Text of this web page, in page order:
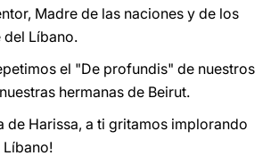
Madre de las naciones y de los
del Líbano.
el "De profundis" de nuestros
hermanas de Beirut.
de Harissa, a ti gritamos implorando
Líbano!